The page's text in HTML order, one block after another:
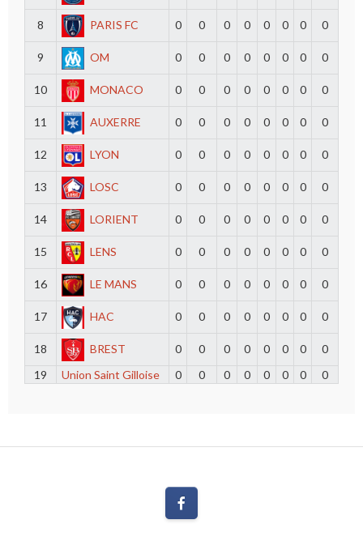
8 PARIS FC 0 0 0 0 0 0 0 0
9 OM 0 0 0 0 0 0 0 0
10 MONACO 0 0 0 0 0 0 0 0
11 AUXERRE 0 0 0 0 0 0 0 0
12 LYON 0 0 0 0 0 0 0 0
13 LOSC 0 0 0 0 0 0 0 0
14 LORIENT 0 0 0 0 0 0 0 0
15 LENS 0 0 0 0 0 0 0 0
16 LE MANS 0 0 0 0 0 0 0 0
17 HAC 0 0 0 0 0 0 0 0
18 BREST 0 0 0 0 0 0 0
0
19
Union Saint Gilloise 0 0 0 0 0 0 0 0